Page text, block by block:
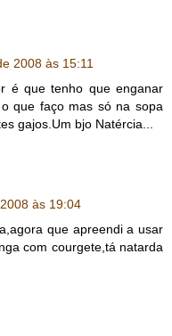
2008 às 15:11
é que tenho que enganar
que faço mas só na sopa
gajos.Um bjo Natércia...
às 19:04
que apreendi a usar
com courgete,tá natarda